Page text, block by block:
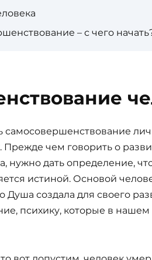
– с чего
самосовершенствование
Прежде чем говорить о
нужно дать определение,
истиной. Основой
Душа создала для своего
психику, которые в